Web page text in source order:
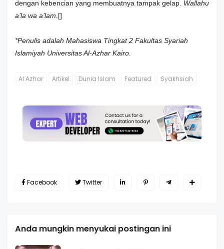
dengan kebencian yang membuatnya tampak gelap. Wallahu
a’la wa a’lam. []
*Penulis adalah Mahasiswa Tingkat 2 Fakultas Syariah
Islamiyah Universitas Al-Azhar Kairo.
Al Azhar Artikel Dunia Islam Featured Syakhsiah
Facebook Twitter
Anda mungkin menyukai postingan ini